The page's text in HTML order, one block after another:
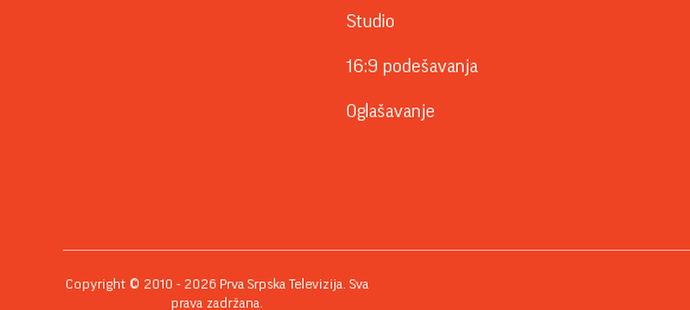
Studio
16:9 podešavanja
Oglašavanje
Copyright © 2010 - 2026 Prva Srpska Televizija. Sva
prava zadržana.